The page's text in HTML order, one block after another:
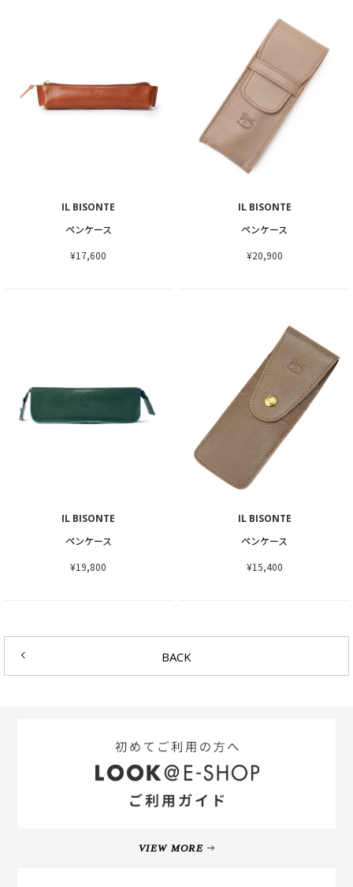
IL BISONTE
ペンケース
¥17,600
IL BISONTE
ペンケース
¥20,900
IL BISONTE
ペンケース
¥19,800
IL BISONTE
ペンケース
¥15,400
BACK
VIEW MORE